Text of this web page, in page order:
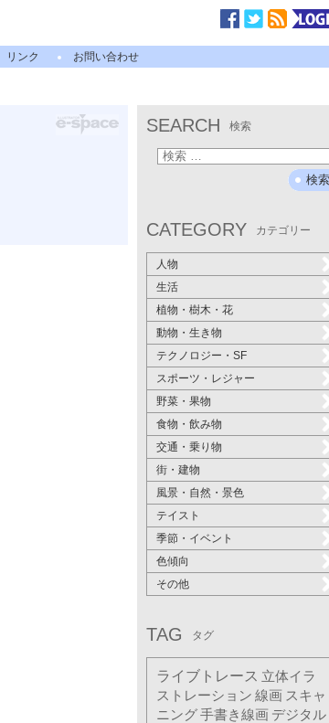
リンク お問い合わせ
SEARCH 検索
CATEGORY カテゴリー
人物
生活
植物・樹木・花
動物・生き物
テクノロジー・SF
スポーツ・レジャー
野菜・果物
食物・飲み物
交通・乗り物
街・建物
風景・自然・景色
テイスト
季節・イベント
色傾向
その他
TAG タグ
ライブトレース 立体イラ
ストレーション 線画 スキャ
ニング手書き線画 デジタル